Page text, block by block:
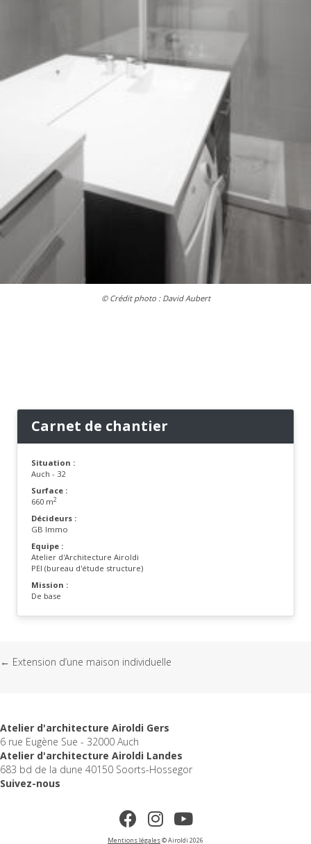
Carnet de chantier
Situation :
Auch - 32
Surface :
660 m2
Décideurs :
GB Immo
Equipe :
Atelier d'Architecture Airoldi
PEI (bureau d'étude structure)
Mission :
De base
© Crédit photo : David Aubert
Posts
← Extension d’une maison individuelle
Atelier d'architecture Airoldi Gers
6 rue Eugène Sue - 32000 Auch
Atelier d'architecture Airoldi Landes
683 bd de la dune 40150 Soorts-Hossegor
Suivez-nous
Mentions légales© Airoldi 2026